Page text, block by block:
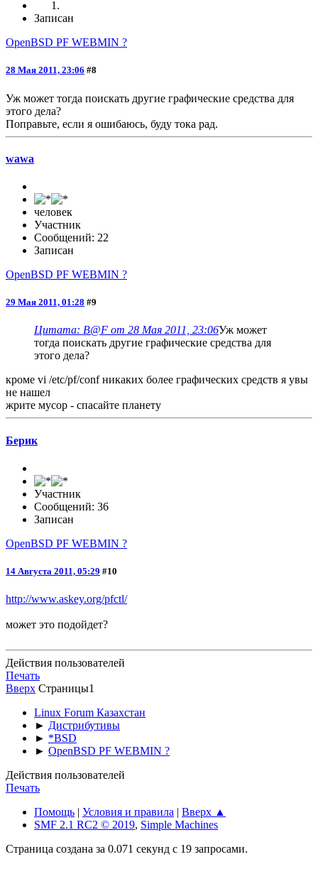
Записан
OpenBSD PF WEBMIN ?
28 Мая 2011, 23:06 #8
Уж может тогда поискать другие графические средства для
этого дела?
Поправьте, если я ошибаюсь, буду тока рад.
wawa
человек
Участник
Сообщений: 22
Записан
OpenBSD PF WEBMIN ?
29 Мая 2011, 01:28 #9
Цитата: B@F от 28 Мая 2011, 23:06Уж может
тогда поискать другие графические средства для
этого дела?
кроме vi /etc/pf/conf никаких более графических средств я увы
не нашел
жрите мусор - спасайте планету
Берик
Участник
Сообщений: 36
Записан
OpenBSD PF WEBMIN ?
14 Августа 2011, 05:29 #10
http://www.askey.org/pfctl/
может это подойдет?
Действия пользователей
Печать
Вверх Страницы1
Linux Forum Казахстан
► Дистрибутивы
► *BSD
► OpenBSD PF WEBMIN ?
Действия пользователей
Печать
Помощь | Условия и правила | Вверх ▲
SMF 2.1 RC2 © 2019, Simple Machines
Страница создана за 0.071 секунд с 19 запросами.